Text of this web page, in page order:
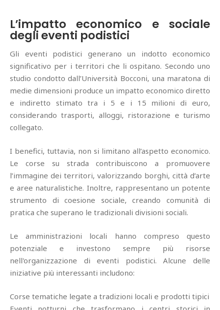
L’impatto economico e sociale
degli eventi podistici
Gli eventi podistici generano un indotto economico
significativo per i territori che li ospitano. Secondo uno
studio condotto dall’Università Bocconi, una maratona di
medie dimensioni produce un impatto economico diretto
e indiretto stimato tra i 5 e i 15 milioni di euro,
considerando trasporti, alloggi, ristorazione e turismo
collegato.
I benefici, tuttavia, non si limitano all’aspetto economico.
Le corse su strada contribuiscono a promuovere
l’immagine dei territori, valorizzando borghi, città d’arte
e aree naturalistiche. Inoltre, rappresentano un potente
strumento di coesione sociale, creando comunità di
pratica che superano le tradizionali divisioni sociali.
Le amministrazioni locali hanno compreso questo
potenziale e investono sempre più risorse
nell'organizzazione di eventi podistici. Alcune delle
iniziative più interessanti includono:
Corse tematiche legate a tradizioni locali e prodotti tipici